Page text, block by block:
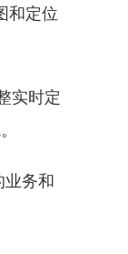
和定位
实时定
业务和